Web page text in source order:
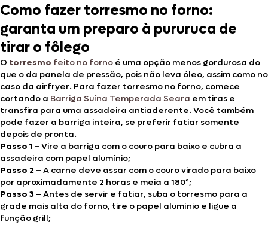
Como fazertorresmo no forno:
garanta um preparo à pururuca de
tirar o fôlego
O torresmo feito no forno é uma opção menos gordurosa do
que o da panela de pressão, pois não leva óleo, assim como no
caso da airfryer. Para fazer torresmo no forno, comece
cortando a Barriga Suína Temperada Seara em tiras e
transfira para uma assadeira antiaderente. Você também
pode fazer a barriga inteira, se preferir fatiar somente
depois de pronta.
Passo 1 – Vire a barriga com o couro para baixo e cubra a
assadeira com papel alumínio;
Passo 2 – A carne deve assar com o couro virado para baixo
por aproximadamente 2 horas e meia a 180º;
Passo 3 – Antes de servir e fatiar, suba o torresmo para a
grade mais alta do forno, tire o papel alumínio e ligue a
função grill;